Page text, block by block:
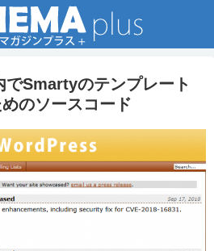
Smartyのテンプレート
のソースコード